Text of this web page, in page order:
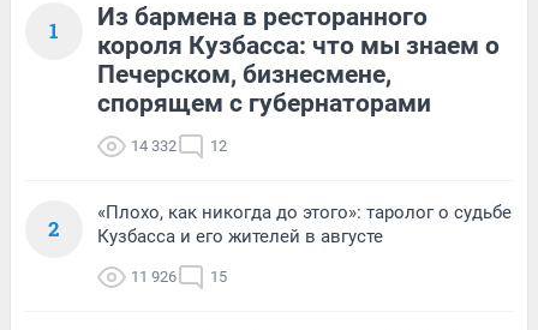
1
Из бармена в ресторанного
короля Кузбасса: что мы знаем о
Печерском, бизнесмене,
спорящем с губернаторами
14 332 12
2
«Плохо, как никогда до этого»: таролог о судьбе
Кузбасса и его жителей в августе
11 926 15